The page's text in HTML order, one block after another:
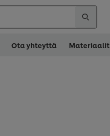
Ota yhteyttä Materiaalit